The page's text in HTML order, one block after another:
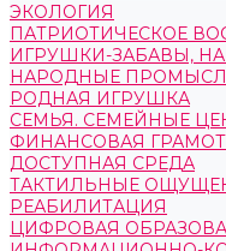
ЭКОЛОГИЯ
ПАТРИОТИЧЕСКОЕ
ИГРУШКИ-ЗАБАВЫ,
НАРОДНЫЕ
РОДНАЯ ИГРУШКА
СЕМЬЯ. СЕМЕЙНЫЕ
ФИНАНСОВАЯ
ДОСТУПНАЯ СРЕДА
ТАКТИЛЬНЫЕ
РЕАБИЛИТАЦИЯ
ЦИФРОВАЯ